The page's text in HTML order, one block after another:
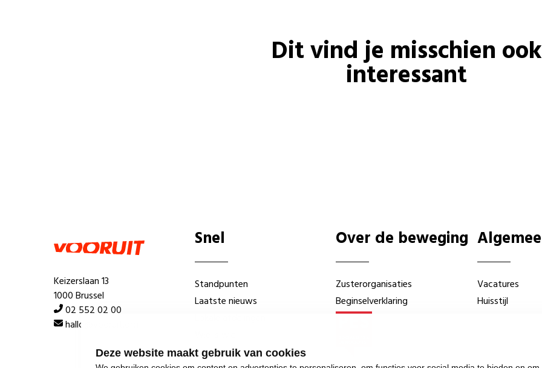
Deze website maakt gebruik van cookies
Dit vind je misschien ook
interessant
Keizerslaan 13
1000 Brussel
02 552 02 00
hallo@vooruit.org
Snel
Standpunten
Laatste nieuws
Over de beweging
Zusterorganisaties
Beginselverklaring
Vacatures
Huisstijl